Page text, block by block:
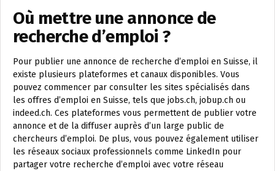
Où mettre une annonce de
recherche d’emploi ?
Pour publier une annonce de recherche d’emploi en Suisse, il
existe plusieurs plateformes et canaux disponibles. Vous
pouvez commencer par consulter les sites spécialisés dans
les offres d’emploi en Suisse, tels que jobs.ch, jobup.ch ou
indeed.ch. Ces plateformes vous permettent de publier votre
annonce et de la diffuser auprès d’un large public de
chercheurs d’emploi. De plus, vous pouvez également utiliser
les réseaux sociaux professionnels comme LinkedIn pour
partager votre recherche d’emploi avec votre réseau